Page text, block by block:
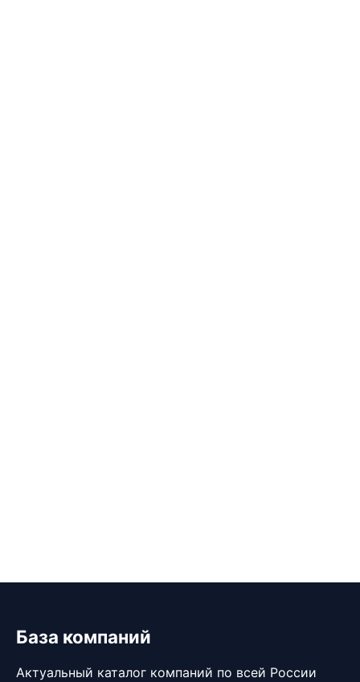
База компаний
Актуальный каталог компаний по всей России